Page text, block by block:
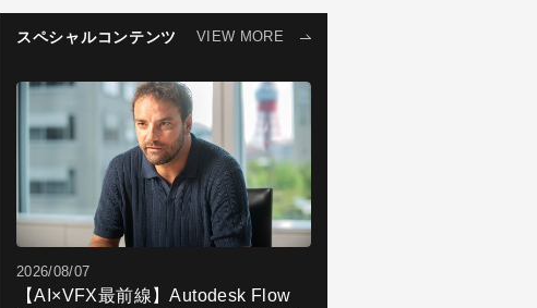
スペシャルコンテンツ VIEW MORE
2026/08/07
【AI×VFX最前線】Autodesk Flow